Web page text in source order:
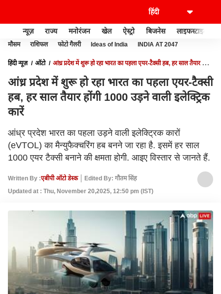
न्यूज़ राज्य मनोरंजन खेल ऐस्ट्रो बिजनेस लाइफस्टाइल
मौसम राशिफल फोटो गैलरी Ideas of India INDIA AT 2047
हिंदी न्यूज़ ऑटो
आंध्र प्रदेश में शुरू हो रहा भारत का पहला एयर-टैक्सी हब, हर साल तैयार होंगी
आंध्र प्रदेश में शुरू हो रहा भारत का पहला एयर-टैक्सी
हब, हर साल तैयार होंगी 1000 उड़ने वाली इलेक्ट्रिक
कारें
आंध्र प्रदेश भारत का पहला उड़ने वाली इलेक्ट्रिक कारों
(eVTOL) का मैन्युफैक्चरिंग हब बनने जा रहा है. इसमें हर साल
1000 एयर टैक्सी बनाने की क्षमता होगी. आइए विस्तार से जानते हैं.
Written By :एबीपी ऑटो डेस्क
Edited By: गौतम सिंह
Updated at : Thu, November 20,2025, 12:50 pm (IST)